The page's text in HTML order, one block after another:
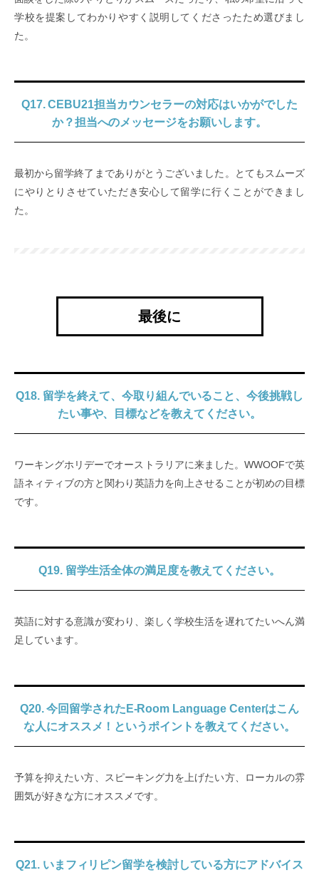
学校を提案してわかりやすく説明してくださったため選びまし
た。
Q17. CEBU21担当カウンセラーの対応はいかがでした
か？担当へのメッセージをお願いします。
最初から留学終了までありがとうございました。とてもスムーズ
にやりとりさせていただき安心して留学に行くことができまし
た。
最後に
Q18. 留学を終えて、今取り組んでいること、今後挑戦し
たい事や、目標などを教えてください。
ワーキングホリデーでオーストラリアに来ました。WWOOFで英
語ネィティブの方と関わり英語力を向上させることが初めの目標
です。
Q19. 留学生活全体の満足度を教えてください。
英語に対する意識が変わり、楽しく学校生活を遅れてたいへん満
足しています。
Q20. 今回留学されたE-Room Language Centerはこん
な人にオススメ！というポイントを教えてください。
予算を抑えたい方、スピーキング力を上げたい方、ローカルの雰
囲気が好きな方にオススメです。
Q21. いまフィリピン留学を検討している方にアドバイス